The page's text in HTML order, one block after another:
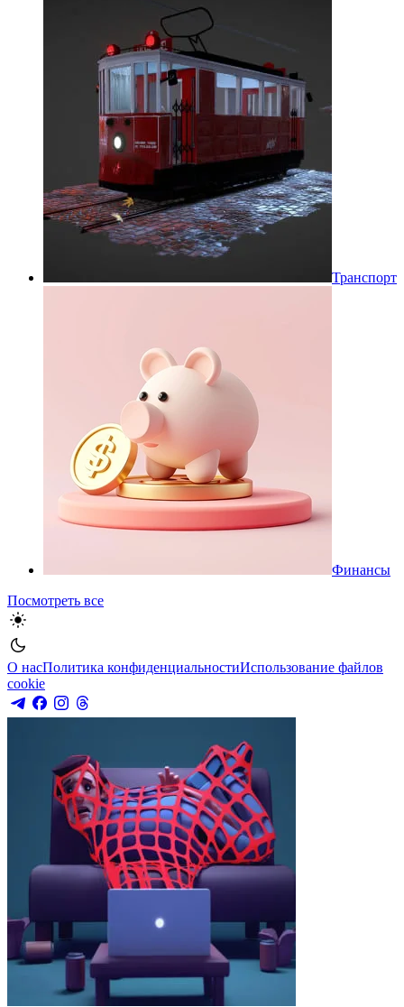
Транспорт
Финансы
Посмотреть все
О насПолитика конфиденциальностиИспользование файлов
cookie